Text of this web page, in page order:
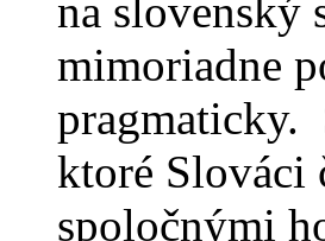
na slovenský
mimoriadne
pragmaticky.
ktoré Slováci
spoločnými